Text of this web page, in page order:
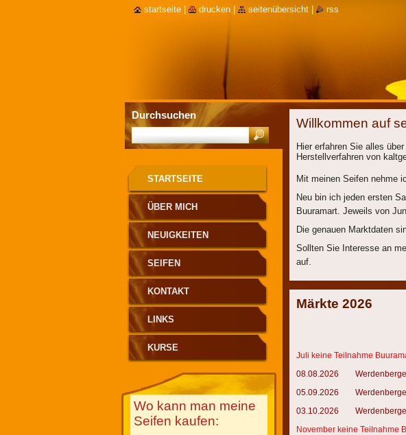
Willkommen auf
Hier erfahren Sie alles
Herstellverfahren von
Mit meinen Seifen nehme
Neu bin ich jeden ersten
Buuramart. Jeweils von
Die genauen Marktdaten
Sollten Sie Interesse an
auf.
Märkte 2026
Juli keine Teilnahme
08.08.2026
05.09.2026
03.10.2026
November keine Teilnahme
STARTSEITE
ÜBER MICH
NEUIGKEITEN
SEIFEN
KONTAKT
LINKS
KURSE
Wo kann man meine
Seifen kaufen:
Durchsuchen
startseite drucken seitenübersicht rss